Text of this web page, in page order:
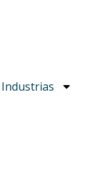
Industrias